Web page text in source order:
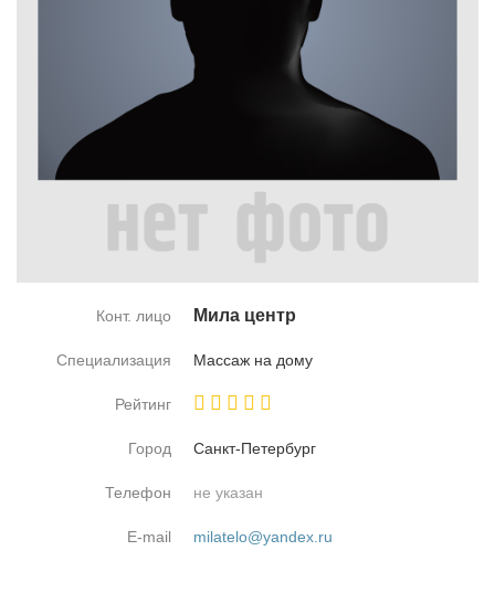
Конт. лицо Ми­ла центр
Специализация Мас­саж на до­му
Рейтинг
Город Санкт-Пе­тер­бург
Телефон не указан
E-mail milatelo@yandex.ru